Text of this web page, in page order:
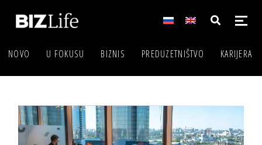
NOVO U FOKUSU BIZNIS PREDUZETNIŠTVO KARIJERA